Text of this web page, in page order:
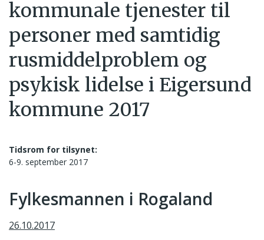
kommunale tjenester til
personer med samtidig
rusmiddelproblem og
psykisk lidelse i Eigersund
kommune 2017
Tidsrom for tilsynet:
6-9. september 2017
Fylkesmannen i Rogaland
26.10.2017